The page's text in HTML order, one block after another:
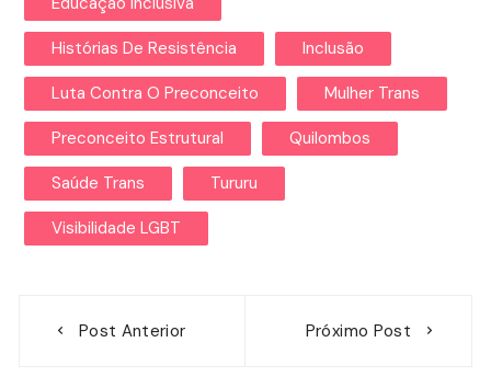
Histórias De Resistência Inclusão
Luta Contra O Preconceito Mulher Trans
Preconceito Estrutural Quilombos
Saúde Trans Tururu
Visibilidade LGBT
Post Anterior Próximo Post